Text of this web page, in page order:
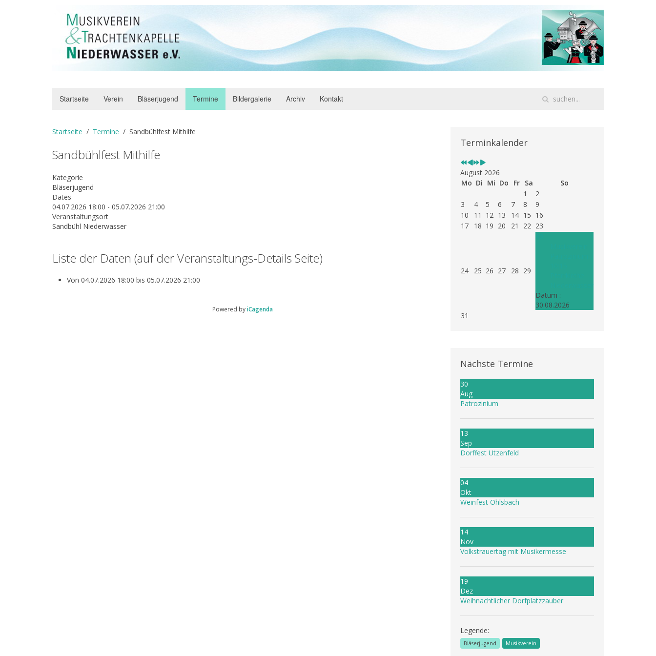
Startseite Verein Bläserjugend Termine Bildergalerie Archiv Kontakt
Startseite Termine Sandbühlfest Mithilfe
Sandbühlfest Mithilfe
Kategorie
Bläserjugend
Dates
04.07.2026 18:00 - 05.07.2026 21:00
Veranstaltungsort
Sandbühl Niederwasser
Liste der Daten (auf der Veranstaltungs-Details Seite)
Von 04.07.2026 18:00 bis 05.07.2026 21:00
Powered byiCagenda
Terminkalender
August 2026
Mo Di Mi Do Fr Sa
So
1
2
3
4 5 6 7 8
9
10
11 12 13 14 15 16
17
18 19 20 21 22 23
24 25 26 27 28 29
Datum :
30.08.2026
31
Nächste Termine
30
Aug
Patrozinium
13
Sep
Dorffest Utzenfeld
04
Okt
Weinfest Ohlsbach
14
Nov
Volkstrauertag mit Musikermesse
19
Dez
Weihnachtlicher Dorfplatzzauber
Legende:
Bläserjugend Musikverein